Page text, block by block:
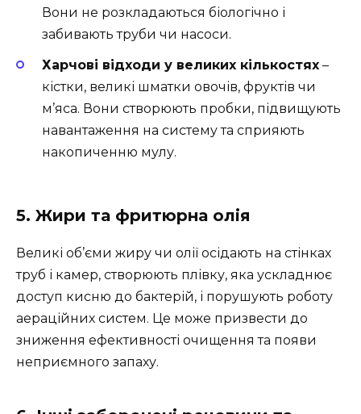
Вони не розкладаються біологічно і
забивають труби чи насоси.
Харчові відходи у великих кількостях –
кістки, великі шматки овочів, фруктів чи
м’яса. Вони створюють пробки, підвищують
навантаження на систему та сприяють
накопиченню мулу.
5. Жири та фритюрна олія
Великі об’єми жиру чи олії осідають на стінках
труб і камер, створюють плівку, яка ускладнює
доступ кисню до бактерій, і порушують роботу
аераційних систем. Це може призвести до
зниження ефективності очищення та появи
неприємного запаху.